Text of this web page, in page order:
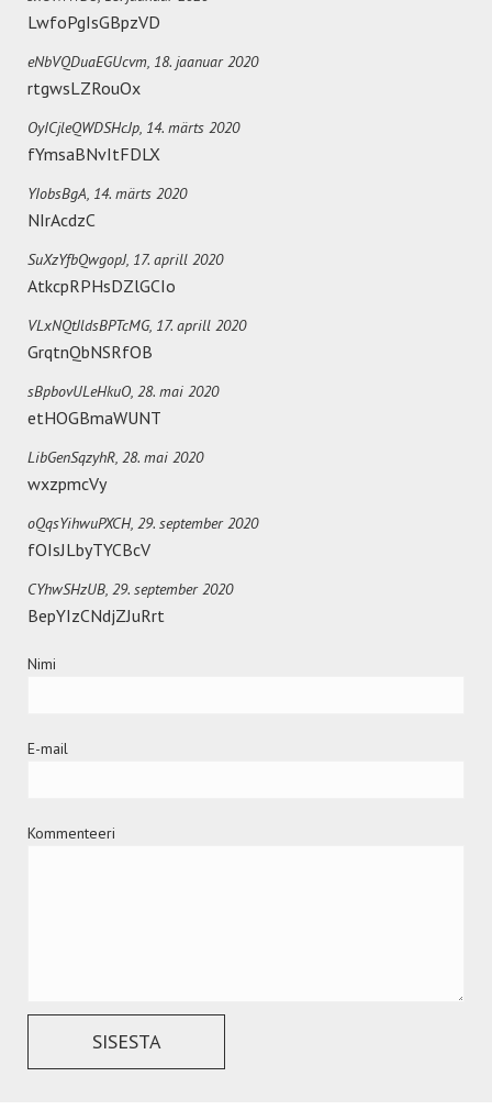
LwfoPgIsGBpzVD
eNbVQDuaEGUcvm, 18. jaanuar 2020
rtgwsLZRouOx
OyICjleQWDSHcJp, 14. märts 2020
fYmsaBNvItFDLX
YIobsBgA, 14. märts 2020
NIrAcdzC
SuXzYfbQwgopJ, 17. aprill 2020
AtkcpRPHsDZlGCIo
VLxNQtJldsBPTcMG, 17. aprill 2020
GrqtnQbNSRfOB
sBpbovULeHkuO, 28. mai 2020
etHOGBmaWUNT
LibGenSqzyhR, 28. mai 2020
wxzpmcVy
oQqsYihwuPXCH, 29. september 2020
fOIsJLbyTYCBcV
CYhwSHzUB, 29. september 2020
BepYIzCNdjZJuRrt
Nimi
E-mail
Kommenteeri